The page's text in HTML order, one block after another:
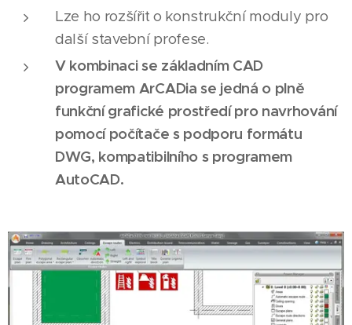
Lze ho rozšířit o konstrukční moduly pro
další stavební profese.
V kombinaci se základním CAD
programem ArCADia se jedná o plně
funkční grafické prostředí pro navrhování
pomocí počítače s podporu formátu
DWG, kompatibilního s programem
AutoCAD.